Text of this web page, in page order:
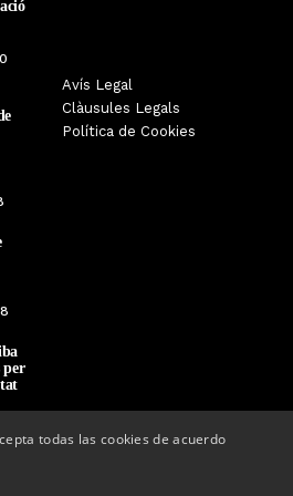
per
Avís Legal
Clàusules Legals
Política de Cookies
Sant
de la
08:28
protagonista de la
Cinema Espiritual de
todas las cookies de acuerdo